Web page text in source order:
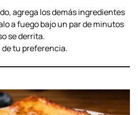
sartén.
en la sartén para hacer el
agrega los demás ingredientes
a fuego bajo un par de minutos
de tu preferencia.